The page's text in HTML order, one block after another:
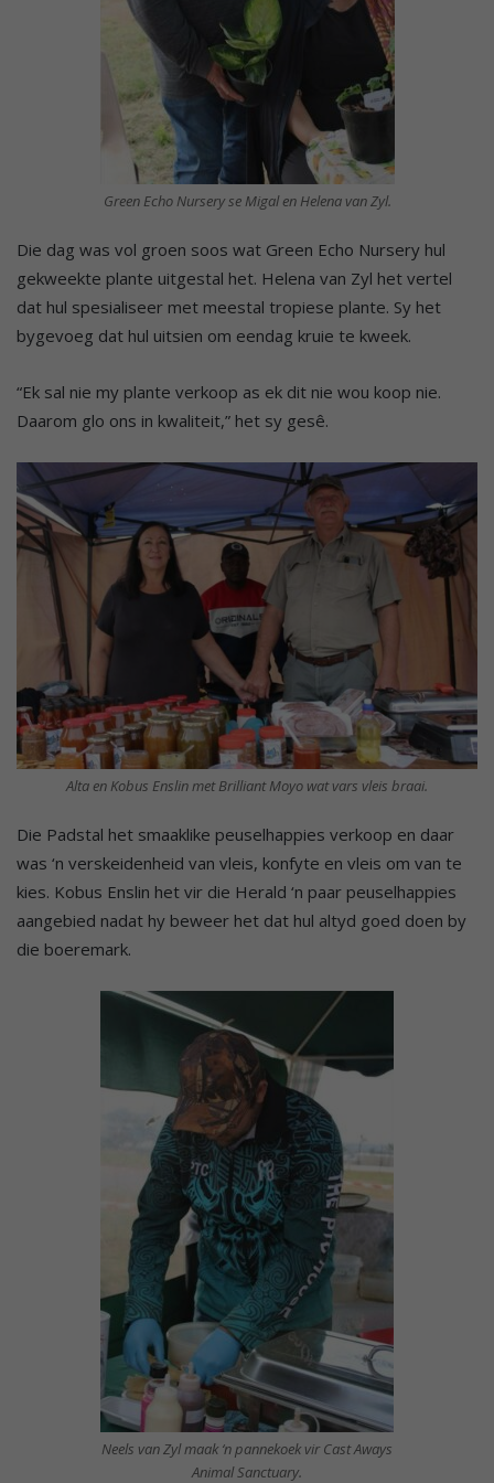
Green Echo Nursery se Migal en Helena van Zyl.
Die dag was vol groen soos wat Green Echo Nursery hul
gekweekte plante uitgestal het. Helena van Zyl het vertel
dat hul spesialiseer met meestal tropiese plante. Sy het
bygevoeg dat hul uitsien om eendag kruie te kweek.
“Ek sal nie my plante verkoop as ek dit nie wou koop nie.
Daarom glo ons in kwaliteit,” het sy gesê.
Alta en Kobus Enslin met Brilliant Moyo wat vars vleis braai.
Die Padstal het smaaklike peuselhappies verkoop en daar
was ‘n verskeidenheid van vleis, konfyte en vleis om van te
kies. Kobus Enslin het vir die Herald ‘n paar peuselhappies
aangebied nadat hy beweer het dat hul altyd goed doen by
die boeremark.
Neels van Zyl maak ‘n pannekoek vir Cast Aways
Animal Sanctuary.